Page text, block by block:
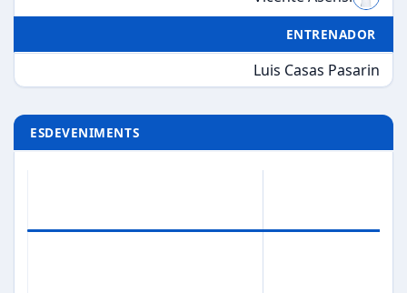
ENTRENADOR
Luis Casas Pasarin
ESDEVENIMENTS